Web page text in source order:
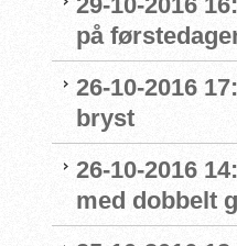
på
26-10-2016
bryst
26-10-2016
med dobbelt